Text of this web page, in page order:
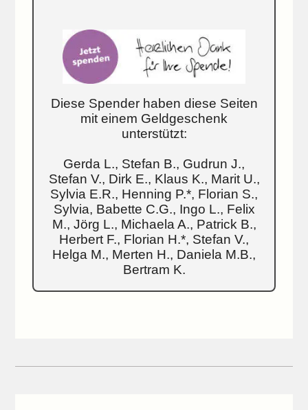
Diese Spender haben diese Seiten
mit einem Geldgeschenk
unterstützt:
Gerda L., Stefan B., Gudrun J.,
Stefan V., Dirk E., Klaus K., Marit U.,
Sylvia E.R., Henning P.*, Florian S.,
Sylvia, Babette C.G., Ingo L., Felix
M., Jörg L., Michaela A., Patrick B.,
Herbert F., Florian H.*, Stefan V.,
Helga M., Merten H., Daniela M.B.,
Bertram K.